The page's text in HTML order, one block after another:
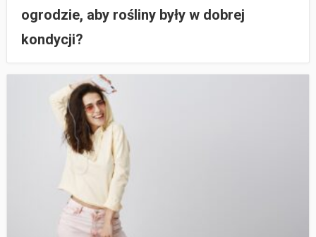
ogrodzie, aby rośliny były w dobrej
kondycji?